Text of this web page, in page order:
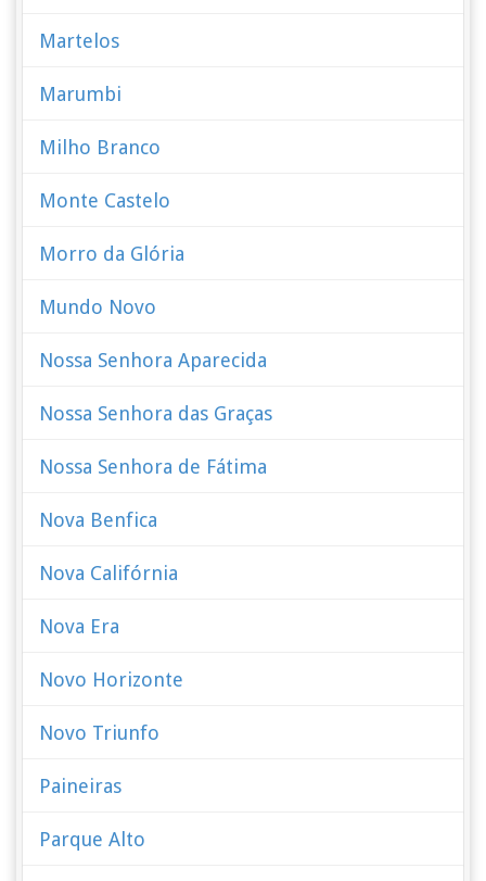
Martelos
Marumbi
Milho Branco
Monte Castelo
Morro da Glória
Mundo Novo
Nossa Senhora Aparecida
Nossa Senhora das Graças
Nossa Senhora de Fátima
Nova Benfica
Nova Califórnia
Nova Era
Novo Horizonte
Novo Triunfo
Paineiras
Parque Alto